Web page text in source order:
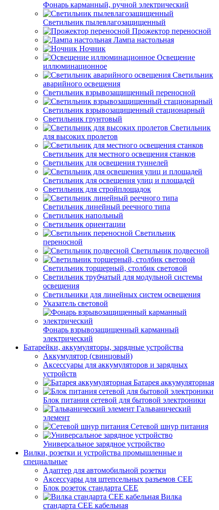
Фонарь карманный, ручной электрический
Светильник пылевлагозащищенный
Прожектор переносной
Лампа настольная
Ночник
Освещение
иллюминационное
Светильник
аварийного освещения
Светильник взрывозащищенный переносной
Светильник взрывозащищенный стационарный
Светильник грунтовый
Светильник
для высоких пролетов
Светильник для местного освещения станков
Светильник для освещения туннелей
Светильник для освещения улиц и площадей
Светильник для стройплощадок
Светильник линейный реечного типа
Светильник напольный
Светильник ориентации
Светильник
переносной
Светильник подвесной
Светильник торшерный, столбик световой
Светильник трубчатый для модульной системы
освещения
Светильники для линейных систем освещения
Указатель световой
Фонарь взрывозащищенный карманный
электрический
Батарейки, аккумуляторы, зарядные устройства
Аккумулятор (свинцовый)
Аксессуары для аккумуляторов и зарядных
устройств
Батарея аккумуляторная
Блок питания сетевой для бытовой электроники
Гальванический
элемент
Сетевой шнур питания
Универсальное зарядное устройство
Вилки, розетки и устройства промышленные и
специальные
Адаптер для автомобильной розетки
Аксессуары для штепсельных разъемов CEE
Блок розеток стандарта CEE
Вилка
стандарта CEE кабельная